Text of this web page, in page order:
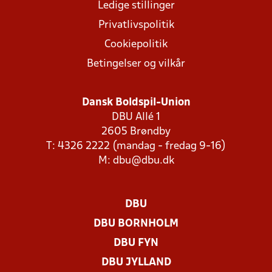
Ledige stillinger
Privatlivspolitik
Cookiepolitik
Betingelser og vilkår
Dansk Boldspil-Union
DBU Allé 1
2605 Brøndby
T: 4326 2222 (mandag - fredag 9-16)
M: dbu@dbu.dk
DBU
DBU BORNHOLM
DBU FYN
DBU JYLLAND